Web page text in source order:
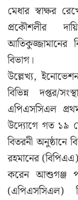
মেধার স্বাক্ষর
প্রকৌশলীর
আতিকুজ্জামানের
বিভাগ।
উল্লেখ্য,
বিভিন্ন দপ্তর/
এপিএসসিএল
উদ্যোগে গত ১৯
বিতরনী অনুষ্ঠানে
রহমানের
করেন আশুগঞ্জ
(এপিএসসিএল)